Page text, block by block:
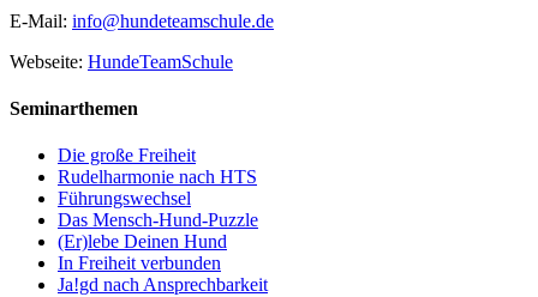
E-Mail: info@hundeteamschule.de
Webseite: HundeTeamSchule
Seminarthemen
Die große Freiheit
Rudelharmonie nach HTS
Führungswechsel
Das Mensch-Hund-Puzzle
(Er)lebe Deinen Hund
In Freiheit verbunden
Ja!gd nach Ansprechbarkeit